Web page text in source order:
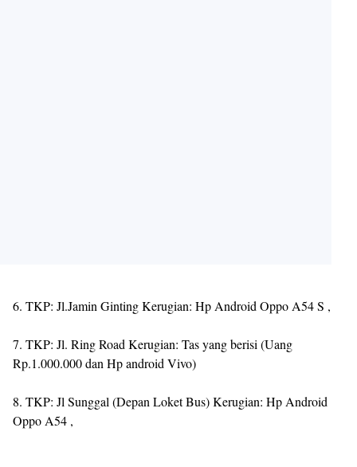
6. TKP: Jl.Jamin Ginting Kerugian: Hp Android Oppo A54 S ,
7. TKP: Jl. Ring Road Kerugian: Tas yang berisi (Uang
Rp.1.000.000 dan Hp android Vivo)
8. TKP: Jl Sunggal (Depan Loket Bus) Kerugian: Hp Android
Oppo A54 ,